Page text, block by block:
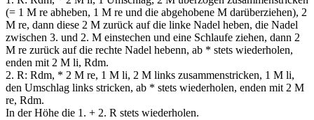
(= 1 M re abheben, 1 M re und die abgehobene M darüberziehen), 2
M re, dann diese 2 M zurück auf die linke Nadel heben, die Nadel
zwischen 3. und 2. M einstechen und eine Schlaufe ziehen, dann 2
M re zurück auf die rechte Nadel hebenn, ab * stets wiederholen,
enden mit 2 M li, Rdm.
2. R: Rdm, * 2 M re, 1 M li, 2 M links zusammenstricken, 1 M li,
den Umschlag links stricken, ab * stets wiederholen, enden mit 2 M
re, Rdm.
In der Höhe die 1. + 2. R stets wiederholen.